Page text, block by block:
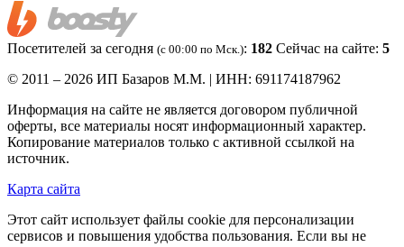
Посетителей за сегодня (c 00:00 по Мск.): 182 Сейчас на сайте: 5
© 2011 – 2026 ИП Базаров М.М. | ИНН: 691174187962
Информация на сайте не является договором публичной
оферты, все материалы носят информационный характер.
Копирование материалов только с активной ссылкой на
источник.
Карта сайта
Этот сайт использует файлы cookie для персонализации
сервисов и повышения удобства пользования. Если вы не